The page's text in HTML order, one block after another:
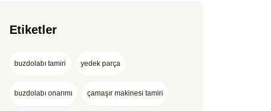
Etiketler
buzdolabı tamiri yedek parça
buzdolabı onarımı çamaşır makinesi tamiri